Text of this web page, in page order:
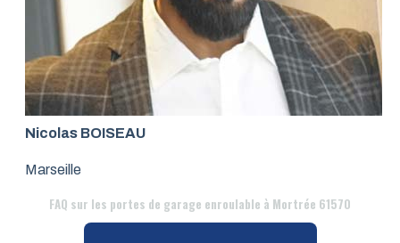
Nicolas BOISEAU
Marseille
FAQ sur les portes de garage enroulable à Mortrée 61570